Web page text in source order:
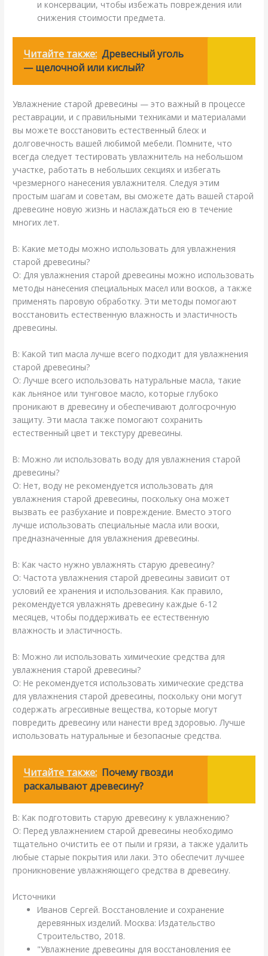
и консервации, чтобы избежать повреждения или
снижения стоимости предмета.
Читайте также: Древесный уголь
— щелочной или кислый?
Увлажнение старой древесины — это важный в процессе
реставрации, и с правильными техниками и материалами
вы можете восстановить естественный блеск и
долговечность вашей любимой мебели. Помните, что
всегда следует тестировать увлажнитель на небольшом
участке, работать в небольших секциях и избегать
чрезмерного нанесения увлажнителя. Следуя этим
простым шагам и советам, вы сможете дать вашей старой
древесине новую жизнь и наслаждаться ею в течение
многих лет.
В: Какие методы можно использовать для увлажнения
старой древесины?
О: Для увлажнения старой древесины можно использовать
методы нанесения специальных масел или восков, а также
применять паровую обработку. Эти методы помогают
восстановить естественную влажность и эластичность
древесины.
В: Какой тип масла лучше всего подходит для увлажнения
старой древесины?
О: Лучше всего использовать натуральные масла, такие
как льняное или тунговое масло, которые глубоко
проникают в древесину и обеспечивают долгосрочную
защиту. Эти масла также помогают сохранить
естественный цвет и текстуру древесины.
В: Можно ли использовать воду для увлажнения старой
древесины?
О: Нет, воду не рекомендуется использовать для
увлажнения старой древесины, поскольку она может
вызвать ее разбухание и повреждение. Вместо этого
лучше использовать специальные масла или воски,
предназначенные для увлажнения древесины.
В: Как часто нужно увлажнять старую древесину?
О: Частота увлажнения старой древесины зависит от
условий ее хранения и использования. Как правило,
рекомендуется увлажнять древесину каждые 6-12
месяцев, чтобы поддерживать ее естественную
влажность и эластичность.
В: Можно ли использовать химические средства для
увлажнения старой древесины?
О: Не рекомендуется использовать химические средства
для увлажнения старой древесины, поскольку они могут
содержать агрессивные вещества, которые могут
повредить древесину или нанести вред здоровью. Лучше
использовать натуральные и безопасные средства.
Читайте также: Почему гвозди
раскалывают древесину?
В: Как подготовить старую древесину к увлажнению?
О: Перед увлажнением старой древесины необходимо
тщательно очистить ее от пыли и грязи, а также удалить
любые старые покрытия или лаки. Это обеспечит лучшее
проникновение увлажняющего средства в древесину.
Источники
Иванов Сергей. Восстановление и сохранение
деревянных изделий. Москва: Издательство
Строительство, 2018.
"Увлажнение древесины для восстановления ее